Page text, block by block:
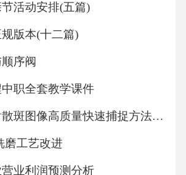
济林产品标准化技术委员会归
活动安排(五篇)
版本(十二篇)
序阀
职全套教学课件
单次照射散斑图像高质量快速捕捉方法探索
磨工艺改进
业利润预测分析